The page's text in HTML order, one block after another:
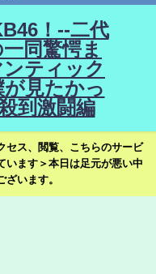
！--二代
同驚愕ま
ティック
見たかっ
到激闘編
セス、閲覧、こちらのサービ
います＞本日は足元が悪い中
ざいます。